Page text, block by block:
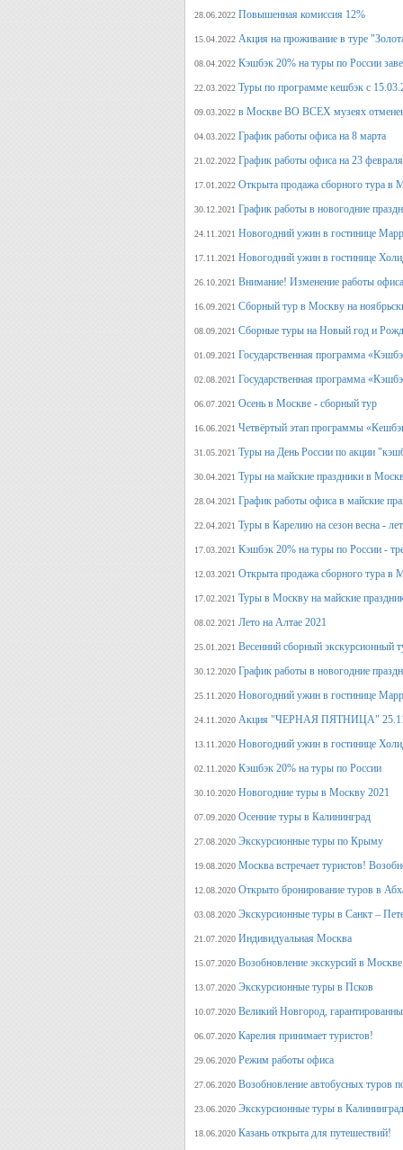
28.06.2022 Повышенная комиссия 12%
15.04.2022 Акция на проживание в туре
08.04.2022 Кэшбэк 20% на туры по России
22.03.2022 Туры по программе кешбэк с
09.03.2022 в Москве ВО ВСЕХ музеях
04.03.2022 График работы офиса на 8 марта
21.02.2022 График работы офиса на 23 февраля
17.01.2022 Открыта продажа сборного тура в
30.12.2021 График работы в новогодние
24.11.2021 Новогодний ужин в гостинице
17.11.2021 Новогодний ужин в гостинице
26.10.2021 Внимание! Изменение работы
16.09.2021 Сборный тур в Москву на
08.09.2021 Сборные туры на Новый год и
01.09.2021 Государственная программа
02.08.2021 Государственная программа
06.07.2021 Осень в Москве - сборный тур
16.06.2021 Четвёртый этап программы
31.05.2021 Туры на День России по акции
30.04.2021 Туры на майские праздники в
28.04.2021 График работы офиса в майские
22.04.2021 Туры в Карелию на сезон весна -
17.03.2021 Кэшбэк 20% на туры по России -
12.03.2021 Открыта продажа сборного тура в
17.02.2021 Туры в Москву на майские
08.02.2021 Лето на Алтае 2021
25.01.2021 Весенний сборный экскурсионный
30.12.2020 График работы в новогодние
25.11.2020 Новогодний ужин в гостинице
24.11.2020 Акция "ЧЕРНАЯ ПЯТНИЦА"
13.11.2020 Новогодний ужин в гостинице
02.11.2020 Кэшбэк 20% на туры по России
30.10.2020 Новогодние туры в Москву 2021
07.09.2020 Осенние туры в Калининград
27.08.2020 Экскурсионные туры по Крыму
19.08.2020 Москва встречает туристов!
12.08.2020 Открыто бронирование туров в
03.08.2020 Экскурсионные туры в Санкт –
21.07.2020 Индивидуальная Москва
15.07.2020 Возобновление экскурсий в
13.07.2020 Экскурсионные туры в Псков
10.07.2020 Великий Новгород,
06.07.2020 Карелия принимает туристов!
29.06.2020 Режим работы офиса
27.06.2020 Возобновление автобусных туров
23.06.2020 Экскурсионные туры в
18.06.2020 Казань открыта для путешествий!